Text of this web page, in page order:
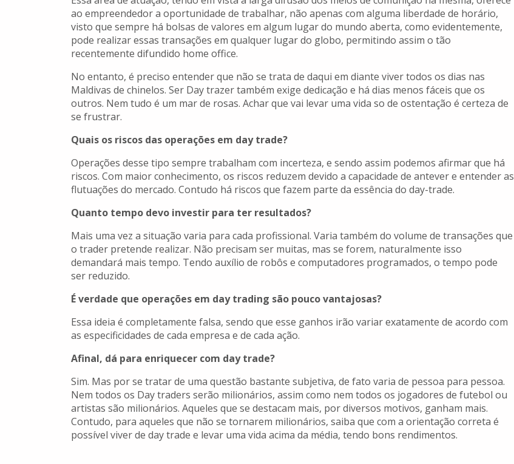
ao empreendedor a oportunidade de trabalhar, não apenas com alguma liberdade de horário,
visto que sempre há bolsas de valores em algum lugar do mundo aberta, como evidentemente,
pode realizar essas transações em qualquer lugar do globo, permitindo assim o tão
recentemente difundido home office.
No entanto, é preciso entender que não se trata de daqui em diante viver todos os dias nas
Maldivas de chinelos. Ser Day trazer também exige dedicação e há dias menos fáceis que os
outros. Nem tudo é um mar de rosas. Achar que vai levar uma vida so de ostentação é certeza de
se frustrar.
Quais os riscos das operações em day trade?
Operações desse tipo sempre trabalham com incerteza, e sendo assim podemos afirmar que há
riscos. Com maior conhecimento, os riscos reduzem devido a capacidade de antever e entender as
flutuações do mercado. Contudo há riscos que fazem parte da essência do day-trade.
Quanto tempo devo investir para ter resultados?
Mais uma vez a situação varia para cada profissional. Varia também do volume de transações que
o trader pretende realizar. Não precisam ser muitas, mas se forem, naturalmente isso
demandará mais tempo. Tendo auxílio de robôs e computadores programados, o tempo pode
ser reduzido.
É verdade que operações em day trading são pouco vantajosas?
Essa ideia é completamente falsa, sendo que esse ganhos irão variar exatamente de acordo com
as especificidades de cada empresa e de cada ação.
Afinal, dá para enriquecer com day trade?
Sim. Mas por se tratar de uma questão bastante subjetiva, de fato varia de pessoa para pessoa.
Nem todos os Day traders serão milionários, assim como nem todos os jogadores de futebol ou
artistas são milionários. Aqueles que se destacam mais, por diversos motivos, ganham mais.
Contudo, para aqueles que não se tornarem milionários, saiba que com a orientação correta é
possível viver de day trade e levar uma vida acima da média, tendo bons rendimentos.